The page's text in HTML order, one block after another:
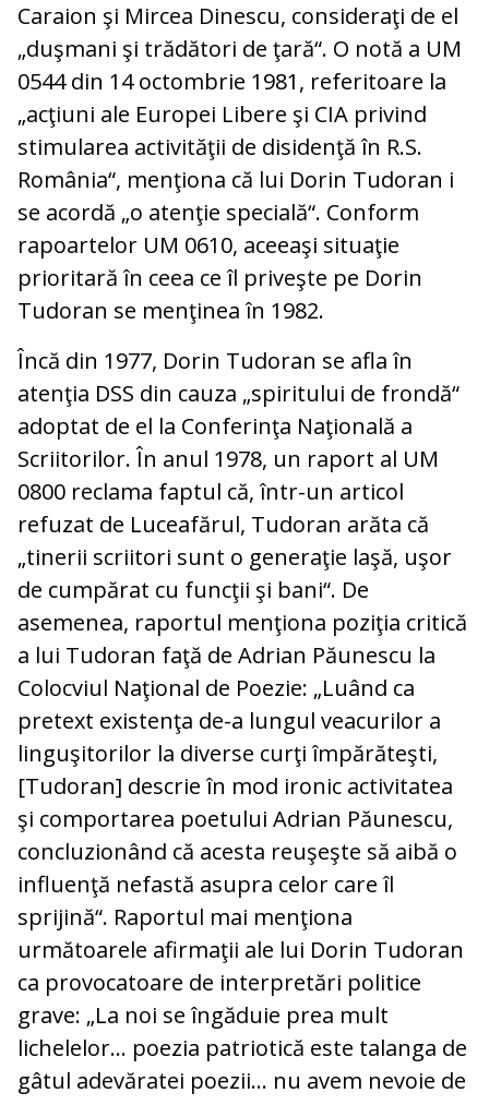
Caraion şi Mircea Dinescu, consideraţi de el
„duşmani şi trădători de ţară“. O notă a UM
0544 din 14 octombrie 1981, referitoare la
„acţiuni ale Europei Libere şi CIA privind
stimularea activităţii de disidenţă în R.S.
România“, menţiona că lui Dorin Tudoran i
se acordă „o atenţie specială“. Conform
rapoartelor UM 0610, aceeaşi situaţie
prioritară în ceea ce îl priveşte pe Dorin
Tudoran se menţinea în 1982.
Încă din 1977, Dorin Tudoran se afla în
atenţia DSS din cauza „spiritului de frondă“
adoptat de el la Conferinţa Naţională a
Scriitorilor. În anul 1978, un raport al UM
0800 reclama faptul că, într-un articol
refuzat de Luceafărul, Tudoran arăta că
„tinerii scriitori sunt o generaţie laşă, uşor
de cumpărat cu funcţii şi bani“. De
asemenea, raportul menţiona poziţia critică
a lui Tudoran faţă de Adrian Păunescu la
Colocviul Naţional de Poezie: „Luând ca
pretext existenţa de-a lungul veacurilor a
linguşitorilor la diverse curţi împărăteşti,
[Tudoran] descrie în mod ironic activitatea
şi comportarea poetului Adrian Păunescu,
concluzionând că acesta reuşeşte să aibă o
influenţă nefastă asupra celor care îl
sprijină“. Raportul mai menţiona
următoarele afirmaţii ale lui Dorin Tudoran
ca provocatoare de interpretări politice
grave: „La noi se îngăduie prea mult
lichelelor… poezia patriotică este talanga de
gâtul adevăratei poezii… nu avem nevoie de